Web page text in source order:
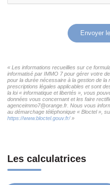
Envoyer
« Les informations recueillies sur ce
informatisé par IMMO 7 pour gérer votre
pour la durée nécessaire à la gestion de la
prescriptions légales applicables et sont
la loi « informatique et libertés », vous
données vous concernant et les faire
agenceimmo7@orange.fr. Nous vous
au démarchage téléphonique « Bloctel »,
https://www.bloctel.gouv.fr/»
Les calculatrices